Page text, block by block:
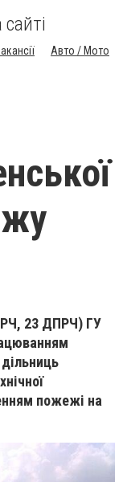
Авто / Мото
23 ДПРЧ) ГУ
дільниць
пожежі на